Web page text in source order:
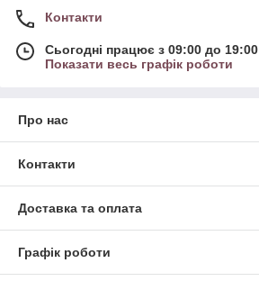
Контакти
Сьогодні працює з 09:00 до 19:00
Показати весь графік роботи
Про нас
Контакти
Доставка та оплата
Графік роботи